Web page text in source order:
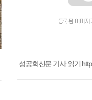
성공회신문 기사 읽기